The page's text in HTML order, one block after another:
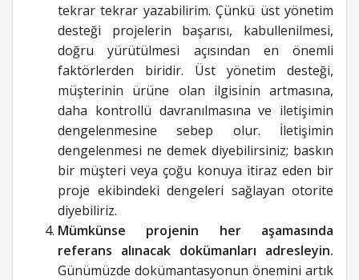
tekrar tekrar yazabilirim. Çünkü üst yönetim
desteği projelerin başarısı, kabullenilmesi,
doğru yürütülmesi açısından en önemli
faktörlerden biridir. Üst yönetim desteği,
müşterinin ürüne olan ilgisinin artmasına,
daha kontrollü davranılmasına ve iletişimin
dengelenmesine sebep olur. İletişimin
dengelenmesi ne demek diyebilirsiniz; baskın
bir müşteri veya çoğu konuya itiraz eden bir
proje ekibindeki dengeleri sağlayan otorite
diyebiliriz.
Mümkünse projenin her aşamasında
referans alınacak dokümanları adresleyin.
Günümüzde dokümantasyonun önemini artık